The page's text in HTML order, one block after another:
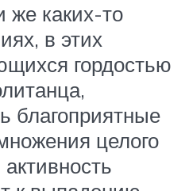
же каких-то
в этих
гордостью
благоприятные
целого